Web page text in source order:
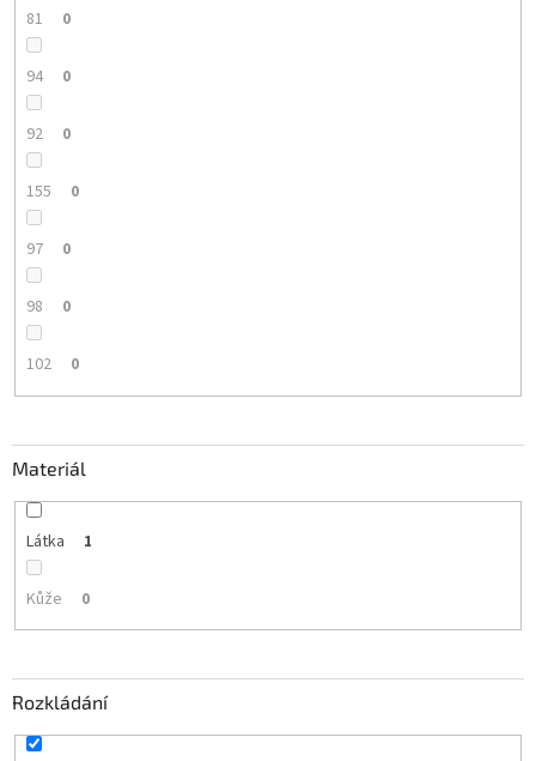
81 0
94 0
92 0
155 0
97 0
98 0
102 0
Materiál
Látka 1
Kůže 0
Rozkládání